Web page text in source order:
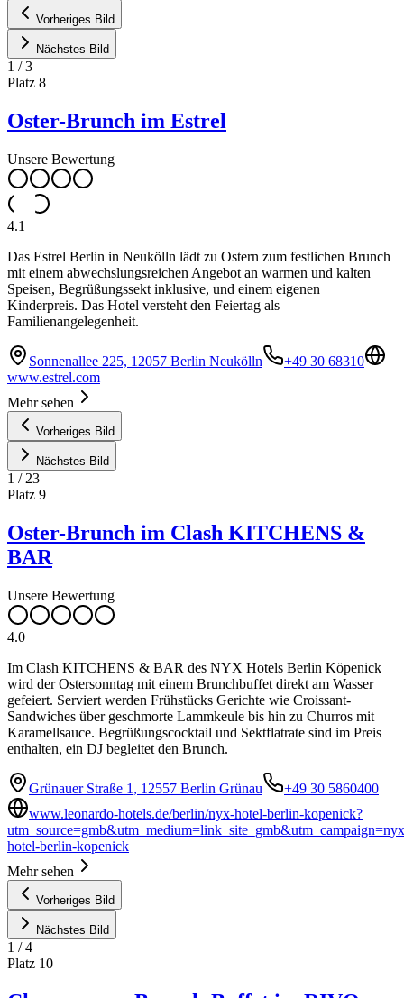
Vorheriges Bild
Nächstes Bild
1 /3
Platz 8
Oster-Brunch im Estrel
Unsere Bewertung
4.1
Das Estrel Berlin in Neukölln lädt zu Ostern zum festlichen Brunch
mit einem abwechslungsreichen Angebot an warmen und kalten
Speisen, Begrüßungssekt inklusive, und einem eigenen
Kinderpreis. Das Hotel versteht den Feiertag als
Familienangelegenheit.
Sonnenallee 225, 12057 Berlin Neukölln
+49 30 68310
www.estrel.com
Mehr sehen
Vorheriges Bild
Nächstes Bild
1 / 23
Platz 9
Oster-Brunch im Clash KITCHENS &
BAR
Unsere Bewertung
4.0
Im Clash KITCHENS & BAR des NYX Hotels Berlin Köpenick
wird der Ostersonntag mit einem Brunchbuffet direkt am Wasser
gefeiert. Serviert werden Frühstücks Gerichte wie Croissant-
Sandwiches über geschmorte Lammkeule bis hin zu Churros mit
Karamellsauce. Begrüßungscocktail und Sektflatrate sind im Preis
enthalten, ein DJ begleitet den Brunch.
Grünauer Straße 1, 12557 Berlin Grünau
+49 30 5860400
www.leonardo-hotels.de/berlin/nyx-hotel-berlin-kopenick?
hotel-berlin-kopenick
Mehr sehen
Vorheriges Bild
Nächstes Bild
1 /4
Platz 10